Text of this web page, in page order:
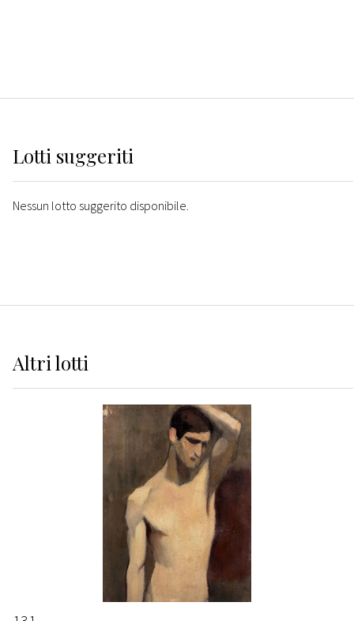
Lotti suggeriti
Nessun lotto suggerito disponibile.
Altrilotti